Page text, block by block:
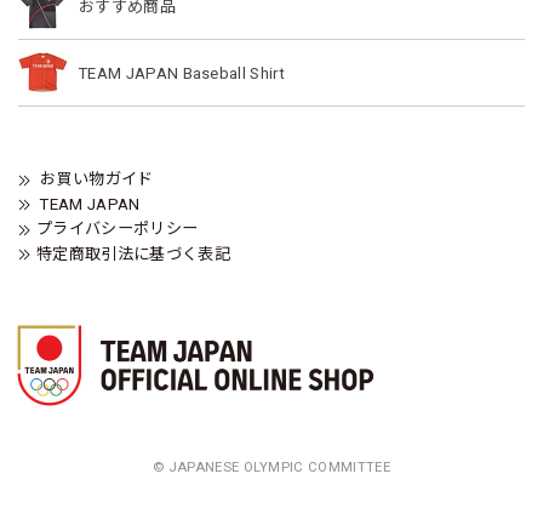
おすすめ商品
TEAM JAPAN Baseball Shirt
お買い物ガイド
TEAM JAPAN
プライバシーポリシー
特定商取引法に基づく表記
© JAPANESE OLYMPIC COMMITTEE